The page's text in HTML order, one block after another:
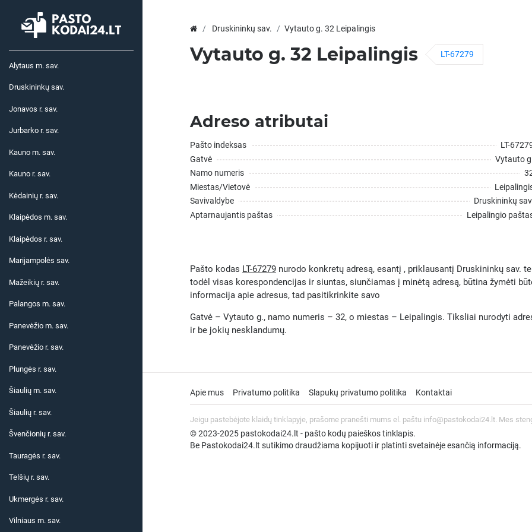
Alytaus m. sav.
Druskininkų sav.
Jonavos r. sav.
Jurbarko r. sav.
Kauno m. sav.
Kauno r. sav.
Kėdainių r. sav.
Klaipėdos m. sav.
Klaipėdos r. sav.
Marijampolės sav.
Mažeikių r. sav.
Palangos m. sav.
Panevėžio m. sav.
Panevėžio r. sav.
Plungės r. sav.
Šiaulių m. sav.
Šiaulių r. sav.
Švenčionių r. sav.
Tauragės r. sav.
Telšių r. sav.
Ukmergės r. sav.
Vilniaus m. sav.
Druskininkų sav. Vytauto g. 32 Leipalingis
Vytauto g. 32 Leipalingis LT-67279
Adreso atributai
Pašto indeksas
LT-
Gatvė
Vytauto
Namo numeris
Miestas/Vietovė
Savivaldybe
Druskininkų
Aptarnaujantis paštas
Leipalingio
Pašto kodas LT-67279 nurodo konkretų adresą, esantį , priklausantį Druskininkų sav.
todėl visas korespondencijas ir siuntas, siunčiamas į minėtą adresą, būtina žymėti
informacija apie adresus, tad pasitikrinkite savo
Gatvė – Vytauto g., namo numeris – 32, o miestas – Leipalingis. Tiksliai nurodyti
ir be jokių nesklandumų.
Apie mus Privatumo politika Slapukų privatumo politika Kontaktai
Jeigu pastebėjote klaidų tinklapyje, prašome pranešti mums el. paštu info@pastokodai24.lt. Mes
© 2023-2025 pastokodai24.lt - pašto kodų paieškos tinklapis.
Be Pastokodai24.lt sutikimo draudžiama kopijuoti ir platinti svetainėje esančią informaciją.